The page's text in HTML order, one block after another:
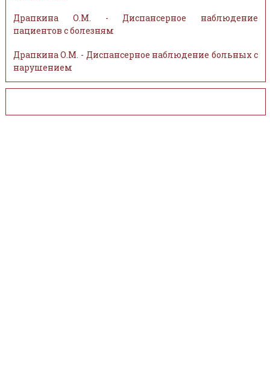
Драпкина О.М. - Диспансерное наблюдение
пациентов с болезням
Драпкина О.М. - Диспансерное наблюдение больных с
нарушением